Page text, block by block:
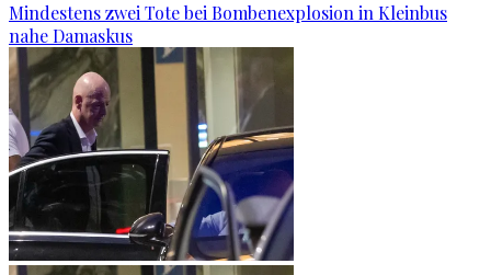
Mindestens zwei Tote bei Bombenexplosion in Kleinbus
nahe Damaskus